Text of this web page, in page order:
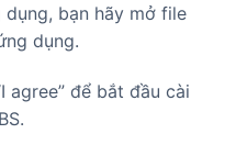
bạn hãy mở file
dụng.
agree” để bắt đầu cài